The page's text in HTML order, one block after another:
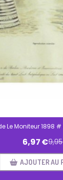
Le Moniteur 1898
6,97€9,95
AJOUTER AU